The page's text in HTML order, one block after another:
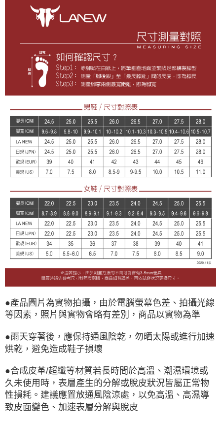
●產品圖片為實物拍攝，由於電腦螢幕色差、拍攝光線
等因素，照片與實物會略有差別，商品以實物為準
●雨天穿著後，應保持通風陰乾，勿晒太陽或進行加速
烘乾，避免造成鞋子損壞
●合成皮革/超纖等材質若長時間於高溫、潮濕環境或
久未使用時，表層產生的分解或脫皮狀況皆屬正常物
性損耗。建議應置放通風陰涼處，以免高溫、高濕導
致皮面變色、加速表層分解與脫皮